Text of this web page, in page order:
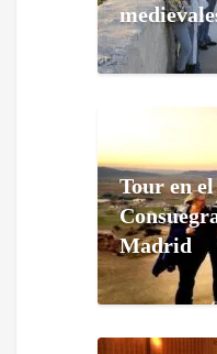
Tour en
Madrid